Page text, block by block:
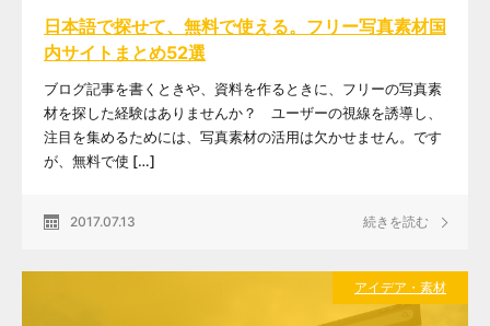
日本語で探せて、無料で使える。フリー写真素材国
内サイトまとめ52選
ブログ記事を書くときや、資料を作るときに、フリーの写真素
材を探した経験はありませんか？ ユーザーの視線を誘導し、
注目を集めるためには、写真素材の活用は欠かせません。です
が、無料で使 […]
2017.07.13 続きを読む
アイデア・素材